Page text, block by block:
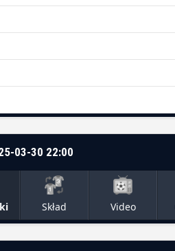
03-30 22:00
Skład Video